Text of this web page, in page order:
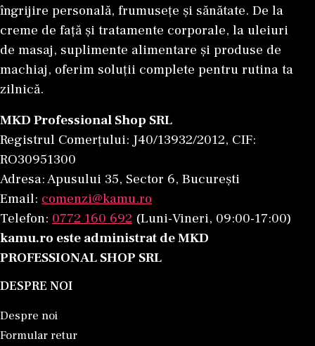
îngrijire personală, frumusețe și sănătate. De la
creme de față și tratamente corporale, la uleiuri
de masaj, suplimente alimentare și produse de
machiaj, oferim soluții complete pentru rutina ta
zilnică.
MKD Professional Shop SRL
Registrul Comerțului: J40/13932/2012, CIF:
RO30951300
Adresa: Apusului 35, Sector 6, București
Email: comenzi@kamu.ro
Telefon: 0772 160 692 (Luni-Vineri, 09:00-17:00)
kamu.ro este administrat de MKD
PROFESSIONAL SHOP SRL
DESPRE NOI
Despre noi
Formular retur